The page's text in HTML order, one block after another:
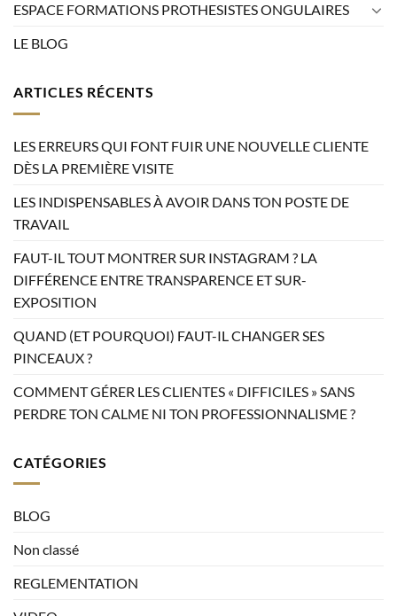
ESPACE FORMATIONS PROTHESISTES ONGULAIRES
LE BLOG
ARTICLES RÉCENTS
LES ERREURS QUI FONT FUIR UNE NOUVELLE CLIENTE
DÈS LA PREMIÈRE VISITE
LES INDISPENSABLES À AVOIR DANS TON POSTE DE
TRAVAIL
FAUT-IL TOUT MONTRER SUR INSTAGRAM ? LA
DIFFÉRENCE ENTRE TRANSPARENCE ET SUR-
EXPOSITION
QUAND (ET POURQUOI) FAUT-IL CHANGER SES
PINCEAUX ?
COMMENT GÉRER LES CLIENTES « DIFFICILES » SANS
PERDRE TON CALME NI TON PROFESSIONNALISME ?
CATÉGORIES
BLOG
Non classé
REGLEMENTATION